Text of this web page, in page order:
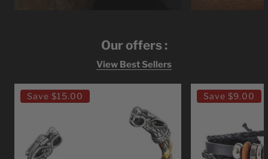
Our offers :
View Best Sellers
Ragnar
Bracelet
Save $15.00
Bracelet
Viking
Save $9.00